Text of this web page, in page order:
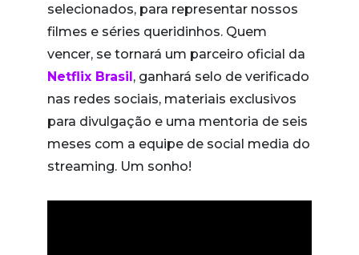
selecionados, para representar nossos
filmes e séries queridinhos. Quem
vencer, se tornará um parceiro oficial da
Netflix Brasil, ganhará selo de verificado
nas redes sociais, materiais exclusivos
para divulgação e uma mentoria de seis
meses com a equipe de social media do
streaming. Um sonho!